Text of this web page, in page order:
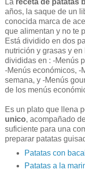
La receta de patatas
años, la saque de un
conocida marca de
que alimentan y no te
Está dividido en dos
nutrición y grasas y
divididas en : -Menús
-Menús económicos, -
semana, y -Menús
de los menús
Es un plato que llena
unico, acompañado
suficiente para una
preparar patatas
Patatas con
Patatas a la